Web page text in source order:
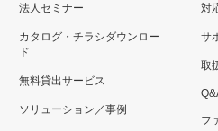
法人セミナー
カタログ・チラシダウンロー
ド
無料貸出サービス
ソリューション／事例
対
サ
取
フ